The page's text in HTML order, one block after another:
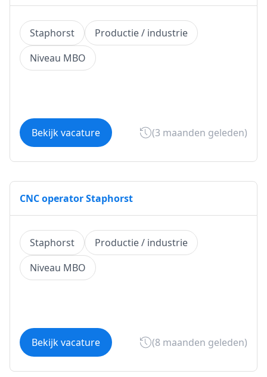
Staphorst
Productie / industrie
Niveau MBO
Bekijk vacature (3 maanden geleden)
CNC operator Staphorst
Staphorst
Productie / industrie
Niveau MBO
Bekijk vacature (8 maanden geleden)